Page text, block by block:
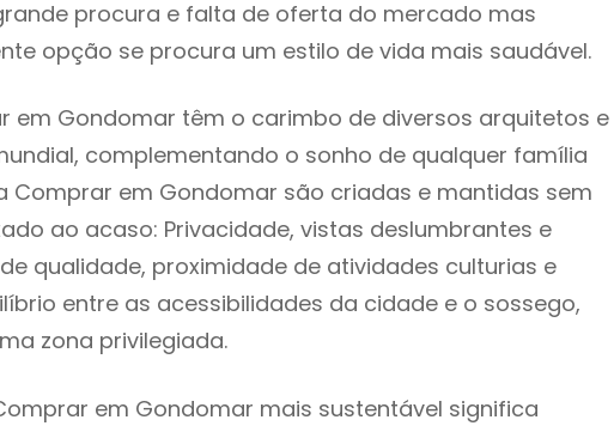
procura e falta de oferta do mercado mas
opção se procura um estilo de vida mais saudável.
em Gondomar têm o carimbo de diversos arquitetos e
complementando o sonho de qualquer família
Comprar em Gondomar são criadas e mantidas sem
ao acaso: Privacidade, vistas deslumbrantes e
qualidade, proximidade de atividades culturias e
entre as acessibilidades da cidade e o sossego,
zona privilegiada.
em Gondomar mais sustentável significa